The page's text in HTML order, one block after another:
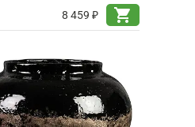
8 459 ₽
shopping_cart